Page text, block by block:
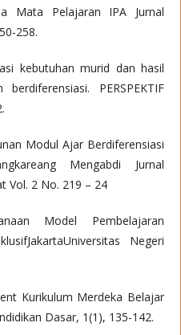
Mata Pelajaran IPA Jurnal
258.
kebutuhan murid dan hasil
PERSPEKTIF
Modul Ajar Berdiferensiasi
Mengabdi Jurnal
Vol. 2 No. 219 – 24
Model Pembelajaran
Negeri
Kurikulum Merdeka Belajar
Dasar, 1(1), 135-142.